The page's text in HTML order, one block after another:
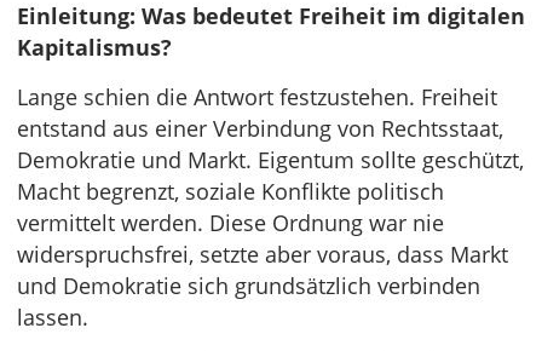
Einleitung: Was bedeutet Freiheit im digitalen
Kapitalismus?
Lange schien die Antwort festzustehen. Freiheit
entstand aus einer Verbindung von Rechtsstaat,
Demokratie und Markt. Eigentum sollte geschützt,
Macht begrenzt, soziale Konflikte politisch
vermittelt werden. Diese Ordnung war nie
widerspruchsfrei, setzte aber voraus, dass Markt
und Demokratie sich grundsätzlich verbinden
lassen.